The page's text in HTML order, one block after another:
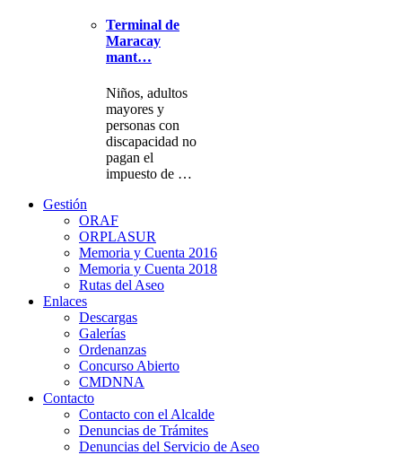
Terminal de
Maracay
mant…
Niños, adultos
mayores y
personas con
discapacidad no
pagan el
impuesto de …
Gestión
ORAF
ORPLASUR
Memoria y Cuenta 2016
Memoria y Cuenta 2018
Rutas del Aseo
Enlaces
Descargas
Galerías
Ordenanzas
Concurso Abierto
CMDNNA
Contacto
Contacto con el Alcalde
Denuncias de Trámites
Denuncias del Servicio de Aseo